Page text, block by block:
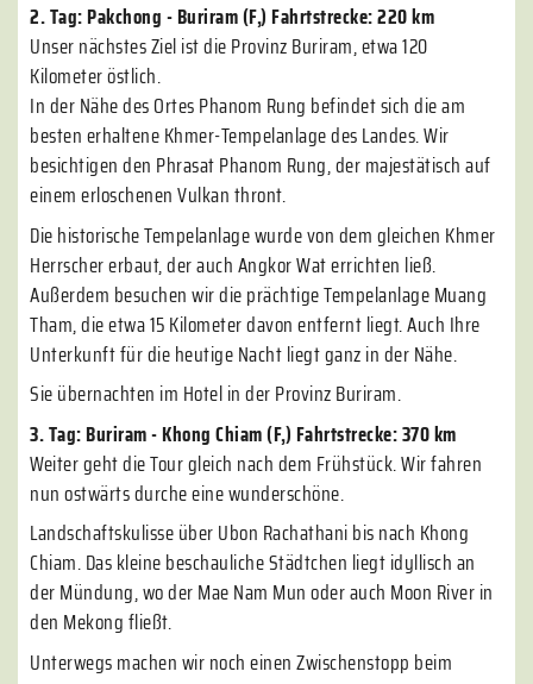
2. Tag: Pakchong - Buriram (F,) Fahrtstrecke: 220 km
Unser nächstes Ziel ist die Provinz Buriram, etwa 120
Kilometer östlich.
In der Nähe des Ortes Phanom Rung befindet sich die am
besten erhaltene Khmer-Tempelanlage des Landes. Wir
besichtigen den Phrasat Phanom Rung, der majestätisch auf
einem erloschenen Vulkan thront.
Die historische Tempelanlage wurde von dem gleichen Khmer
Herrscher erbaut, der auch Angkor Wat errichten ließ.
Außerdem besuchen wir die prächtige Tempelanlage Muang
Tham, die etwa 15 Kilometer davon entfernt liegt. Auch Ihre
Unterkunft für die heutige Nacht liegt ganz in der Nähe.
Sie übernachten im Hotel in der Provinz Buriram.
3. Tag: Buriram - Khong Chiam (F,) Fahrtstrecke: 370 km
Weiter geht die Tour gleich nach dem Frühstück. Wir fahren
nun ostwärts durche eine wunderschöne.
Landschaftskulisse über Ubon Rachathani bis nach Khong
Chiam. Das kleine beschauliche Städtchen liegt idyllisch an
der Mündung, wo der Mae Nam Mun oder auch Moon River in
den Mekong fließt.
Unterwegs machen wir noch einen Zwischenstopp beim